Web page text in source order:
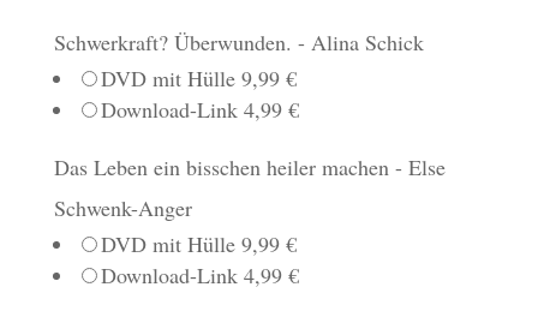
Schwerkraft? Überwunden. - Alina Schick
DVD mit Hülle 9,99 €
Download-Link 4,99 €
Das Leben ein bisschen heiler machen - Else
Schwenk-Anger
DVD mit Hülle 9,99 €
Download-Link 4,99 €